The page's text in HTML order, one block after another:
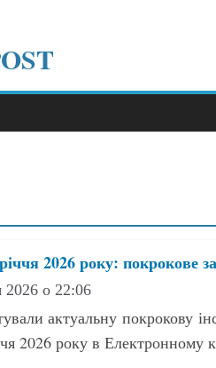
2026 року: покрокове
2026 о 22:06
актуальну покрокову
2026 року в Електронному